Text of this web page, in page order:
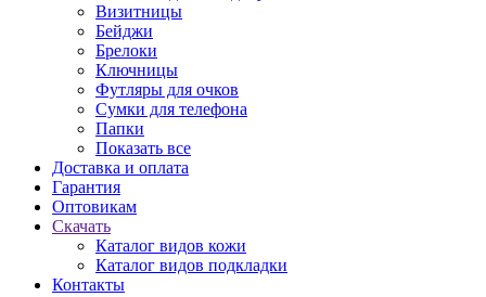
Визитницы
Бейджи
Брелоки
Ключницы
Футляры для очков
Сумки для телефона
Папки
Показать все
Доставка и оплата
Гарантия
Оптовикам
Скачать
Каталог видов кожи
Каталог видов подкладки
Контакты